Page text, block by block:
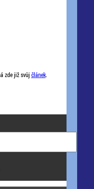
zde již svůj článek.